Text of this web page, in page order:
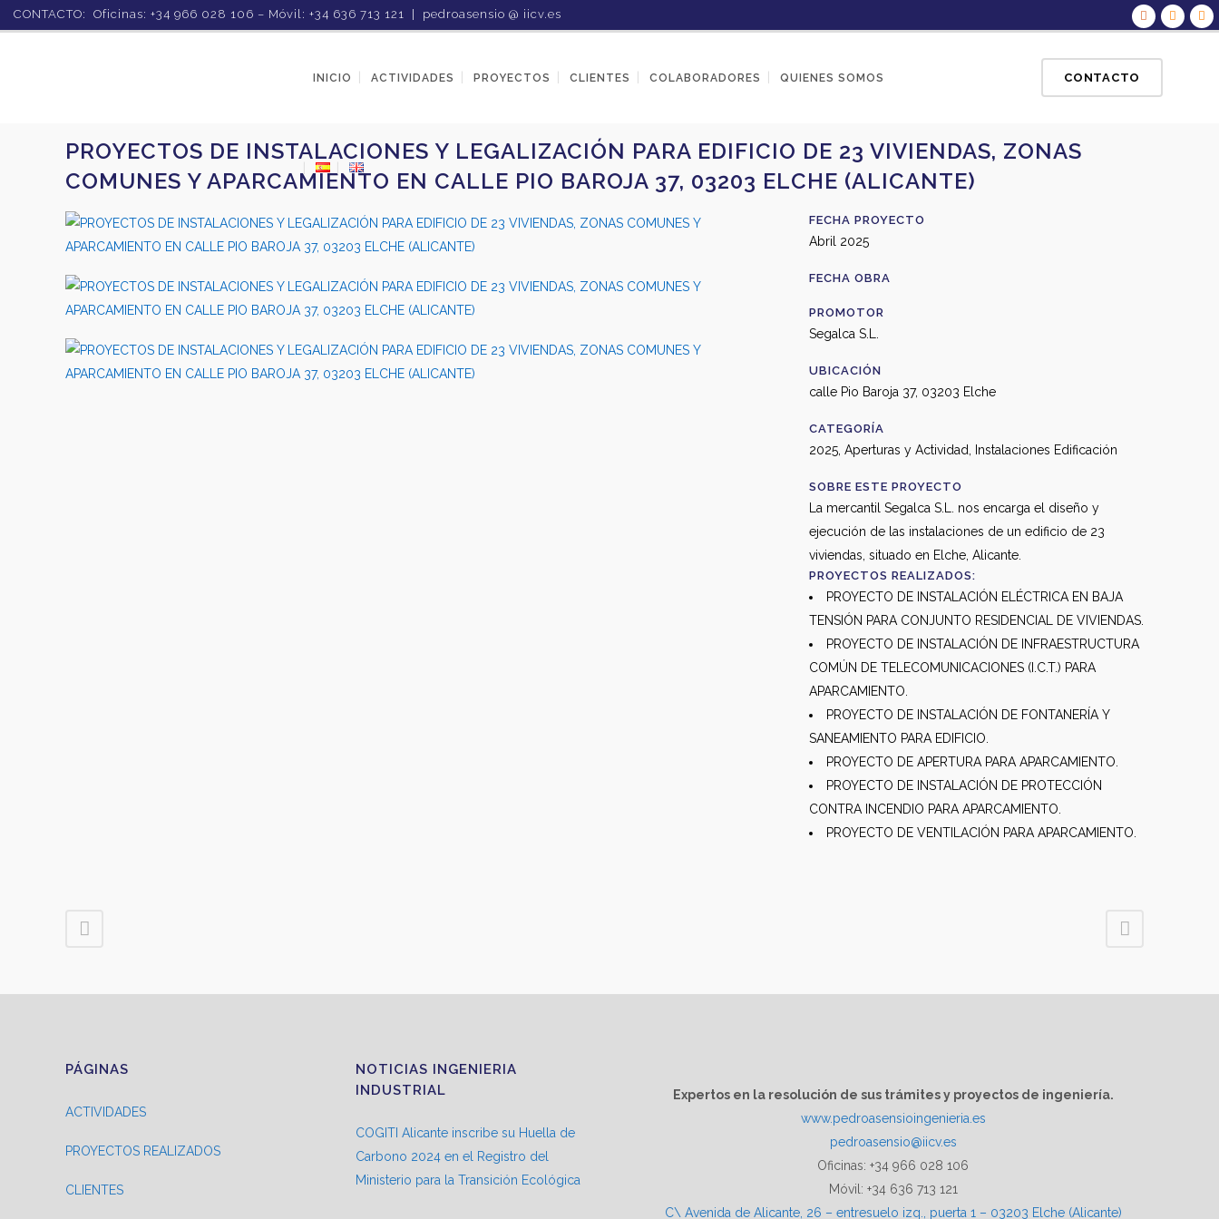
CONTACTO: Oficinas: +34 966 028 106 – Móvil: +34 636 713 121 | pedroasensio @ iicv.es
CONTACTO
INICIO ACTIVIDADES PROYECTOS CLIENTES COLABORADORES QUIENES SOMOS
PROYECTOS DE INSTALACIONES Y LEGALIZACIÓN PARA EDIFICIO DE 23 VIVIENDAS, ZONAS
COMUNES Y APARCAMIENTO EN CALLE PIO BAROJA 37, 03203 ELCHE (ALICANTE)
FECHA PROYECTO
Abril 2025
FECHA OBRA
PROMOTOR
Segalca S.L.
UBICACIÓN
calle Pio Baroja 37, 03203 Elche
CATEGORÍA
2025, Aperturas y Actividad, Instalaciones Edificación
SOBRE ESTE PROYECTO
La mercantil Segalca S.L. nos encarga el diseño y
ejecución de las instalaciones de un edificio de 23
viviendas, situado en Elche, Alicante.
PROYECTOS REALIZADOS:
PROYECTO DE INSTALACIÓN ELÉCTRICA EN BAJA
TENSIÓN PARA CONJUNTO RESIDENCIAL DE VIVIENDAS.
PROYECTO DE INSTALACIÓN DE INFRAESTRUCTURA
COMÚN DE TELECOMUNICACIONES (I.C.T.) PARA
APARCAMIENTO.
PROYECTO DE INSTALACIÓN DE FONTANERÍA Y
SANEAMIENTO PARA EDIFICIO.
PROYECTO DE APERTURA PARA APARCAMIENTO.
PROYECTO DE INSTALACIÓN DE PROTECCIÓN
CONTRA INCENDIO PARA APARCAMIENTO.
PROYECTO DE VENTILACIÓN PARA APARCAMIENTO.
PÁGINAS
ACTIVIDADES
PROYECTOS REALIZADOS
CLIENTES
NOTICIAS INGENIERIA
INDUSTRIAL
COGITI Alicante inscribe su Huella de
Carbono 2024 en el Registro del
Ministerio para la Transición Ecológica
Expertos en la resolución de sus trámites y proyectos de ingeniería.
www.pedroasensioingenieria.es
pedroasensio@iicv.es
Oficinas: +34 966 028 106
Móvil: +34 636 713 121
C\ Avenida de Alicante, 26 – entresuelo izq., puerta 1 – 03203 Elche (Alicante)